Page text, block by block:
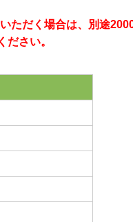
だく場合は、別途
さい。